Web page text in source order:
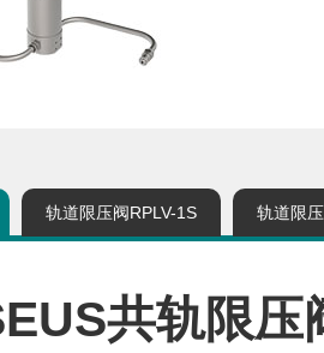
轨道限压阀RPLV-1S 轨道限
共轨限压